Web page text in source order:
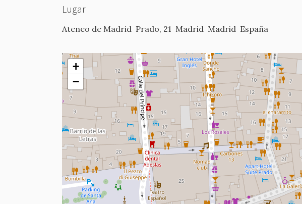
Lugar
Ateneo de Madrid Prado, 21 Madrid Madrid España
+
−